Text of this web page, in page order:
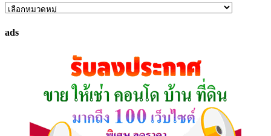
ค้นหา
ที่
ads